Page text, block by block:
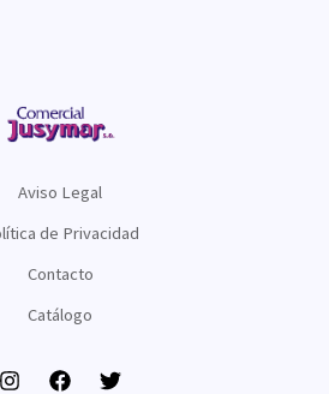
Aviso Legal
de Privacidad
Contacto
Catálogo